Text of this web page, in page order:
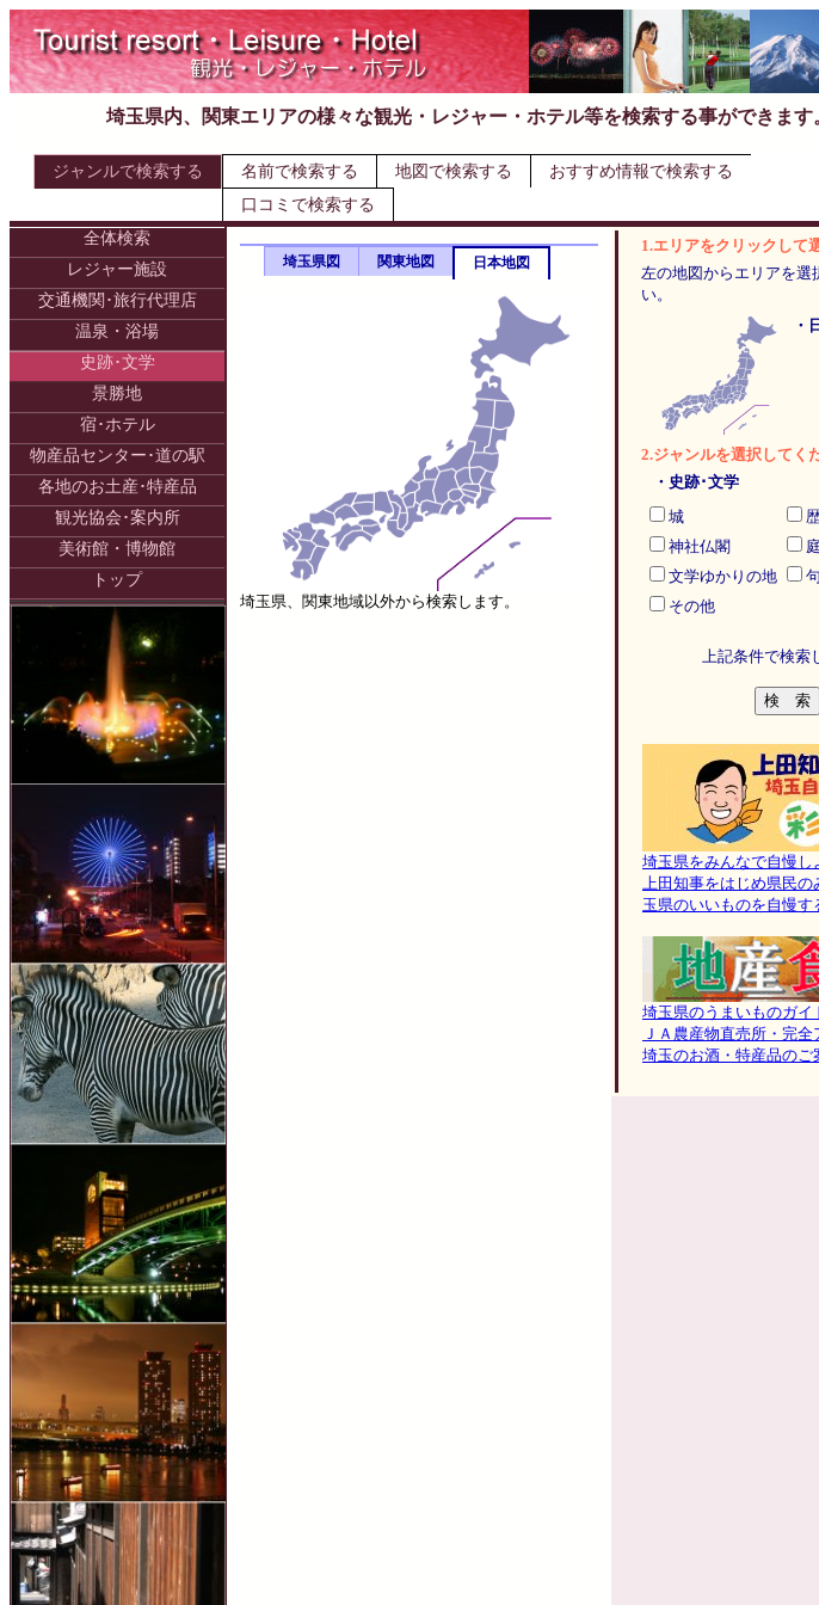
埼玉県内、関東エリアの様々な観光・レジャー・ホテル等を検索する事ができます
ジャンルで検索する 名前で検索する 地図で検索する
おすすめ情報で検索する
口コミで検索する
全体検索
レジャー施設
交通機関･旅行代理店
温泉・浴場
史跡･文学
景勝地
宿･ホテル
物産品センター･道の駅
各地のお土産･特産品
観光協会･案内所
美術館・博物館
トップ
埼玉県図 関東地図 日本地図
埼玉県、関東地域以外から検索します。
1.エリアをクリックして
左の地図からエリアを選
い。
・
2.ジャンルを選択してく
・史跡･文学
城
神社仏閣
文学ゆかりの地
その他
上記条件で検索
埼玉県をみんなで自慢し
上田知事をはじめ県民の
玉県のいいものを自慢す
埼玉県のうまいものガイ
ＪＡ農産物直売所・完
埼玉のお酒・特産品のご